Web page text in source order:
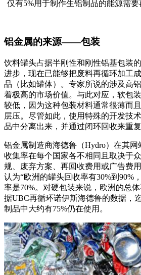
仅有5%用于制作生铝制品的能源需要
铝金属的来源——包装
饮料罐头占据半刚性和刚性铝基包装
进步，现在已能够把废料再循环加工
品（比如罐体）。专家所说的涉及高
着极高的市场价值。与此对应，软包
较低，因为这种包装材料通常很薄而
层压。尽管如此，使用特殊的开发技
品中分离出来，并通过闭环回收来重复
铝金属制造商海德鲁（Hydro）在其
收集率在每个国家各不相同且取决于
规、废弃方案、再回收费用或广告费
认为“欧洲的罐头回收率有30%到90%
率是70%。对硬包装来说，欧洲的总
据UBC再循环诺伊斯海德鲁的数据，
制品中大约有75%仍在使用。